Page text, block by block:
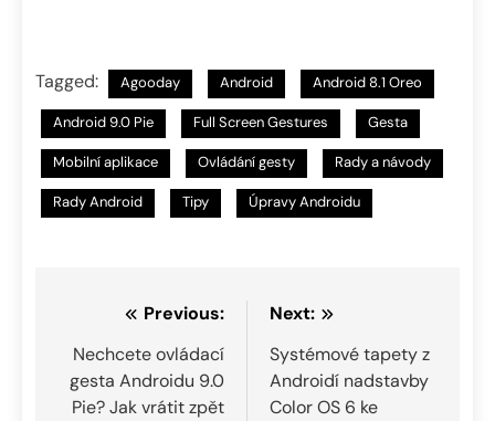
Tagged: Agooday Android Android 8.1 Oreo
Android 9.0 Pie Full Screen Gestures Gesta
Mobilní aplikace Ovládání gesty Rady a návody
Rady Android Tipy Úpravy Androidu
Navigace
pro
příspěvek
Previous:
Nechcete ovládací
gesta Androidu 9.0
Pie? Jak vrátit zpět
Next:
Systémové tapety z
Androidí nadstavby
Color OS 6 ke